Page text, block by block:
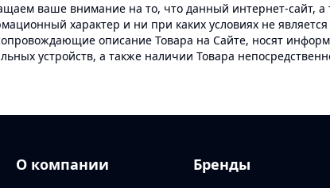
ваше внимание на то, что данный интернет-сайт,
характер и ни при каких условиях не
описание Товара на Сайте, носят
устройств, а также наличии Товара
О компании Бренды